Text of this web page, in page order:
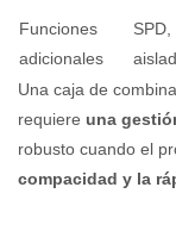
Funciones
adicionales
Una caja de
requiere una
robusto cuando el
compacidad y la